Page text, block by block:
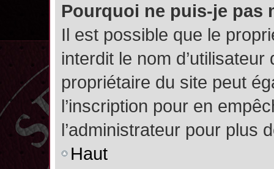
Pourquoi ne puis-je pas
Il est possible que le
interdit le nom
propriétaire du site peut
l’inscription pour en
l’administrateur pour plus
Haut